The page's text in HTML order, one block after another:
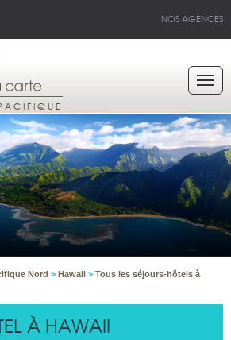
NOS AGENCES
Nord > Hawaii > Tous les séjours-hôtels à
À HAWAII